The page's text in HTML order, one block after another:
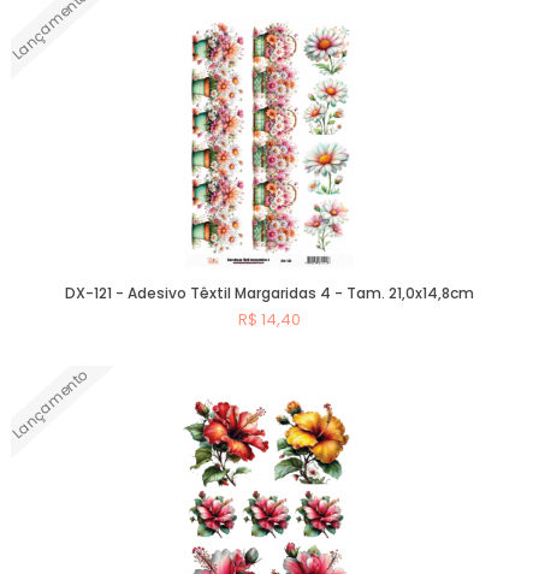
Lançamento
DX-121 - Adesivo Têxtil Margaridas 4 - Tam. 21,0x14,8cm
R$ 14,40
Lançamento